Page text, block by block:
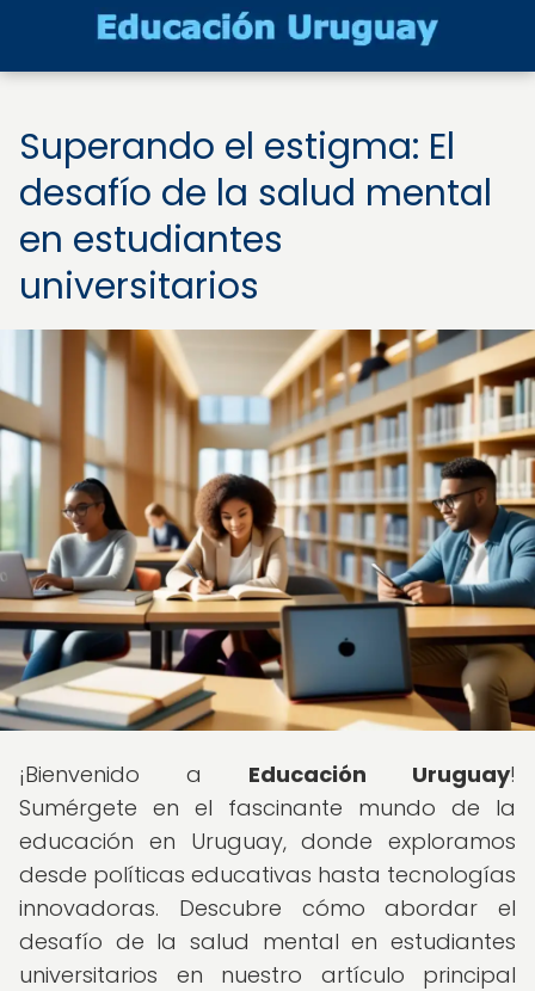
Superando el estigma: El
desafío de la salud mental
en estudiantes
universitarios
¡Bienvenido a Educación Uruguay!
Sumérgete en el fascinante mundo de la
educación en Uruguay, donde exploramos
desde políticas educativas hasta tecnologías
innovadoras. Descubre cómo abordar el
desafío de la salud mental en estudiantes
universitarios en nuestro artículo principal